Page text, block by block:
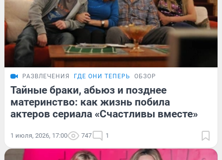
РАЗВЛЕЧЕНИЯ ГДЕ ОНИ ТЕПЕРЬ ОБЗОР
Тайные браки, абьюз и позднее
материнство: как жизнь побила
актеров сериала «Счастливы вместе»
1 июля, 2026, 17:00 747 1